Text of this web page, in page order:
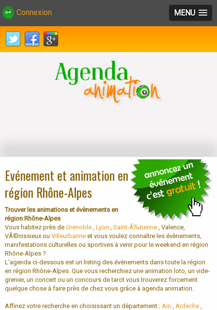
Connexion MENU
Evénement et animation en
région Rhône-Alpes
Trouver les animations et évènements en
région Rhône-Alpes
Vous habitez près de Grenoble Lyon Saint-Ã‰tienne , Valence,
VÃ©nissieux ou Villeurbanne et vous voulez connaître les évènements,
manifestations culturelles ou sportives à venir pour le weekend en région
Rhône-Alpes ?
L'agenda ci-dessous est un listing des évènements dans toute la région
en région Rhône-Alpes. Que vous recherchiez une animation loto, un vide-
grenier, un concert ou un concours de tarot vous trouverez forcement
quelque chose à faire près de chez vous grâce à agenda animation.
Affinez votre recherche en choisissant un département : Ain Ardeche